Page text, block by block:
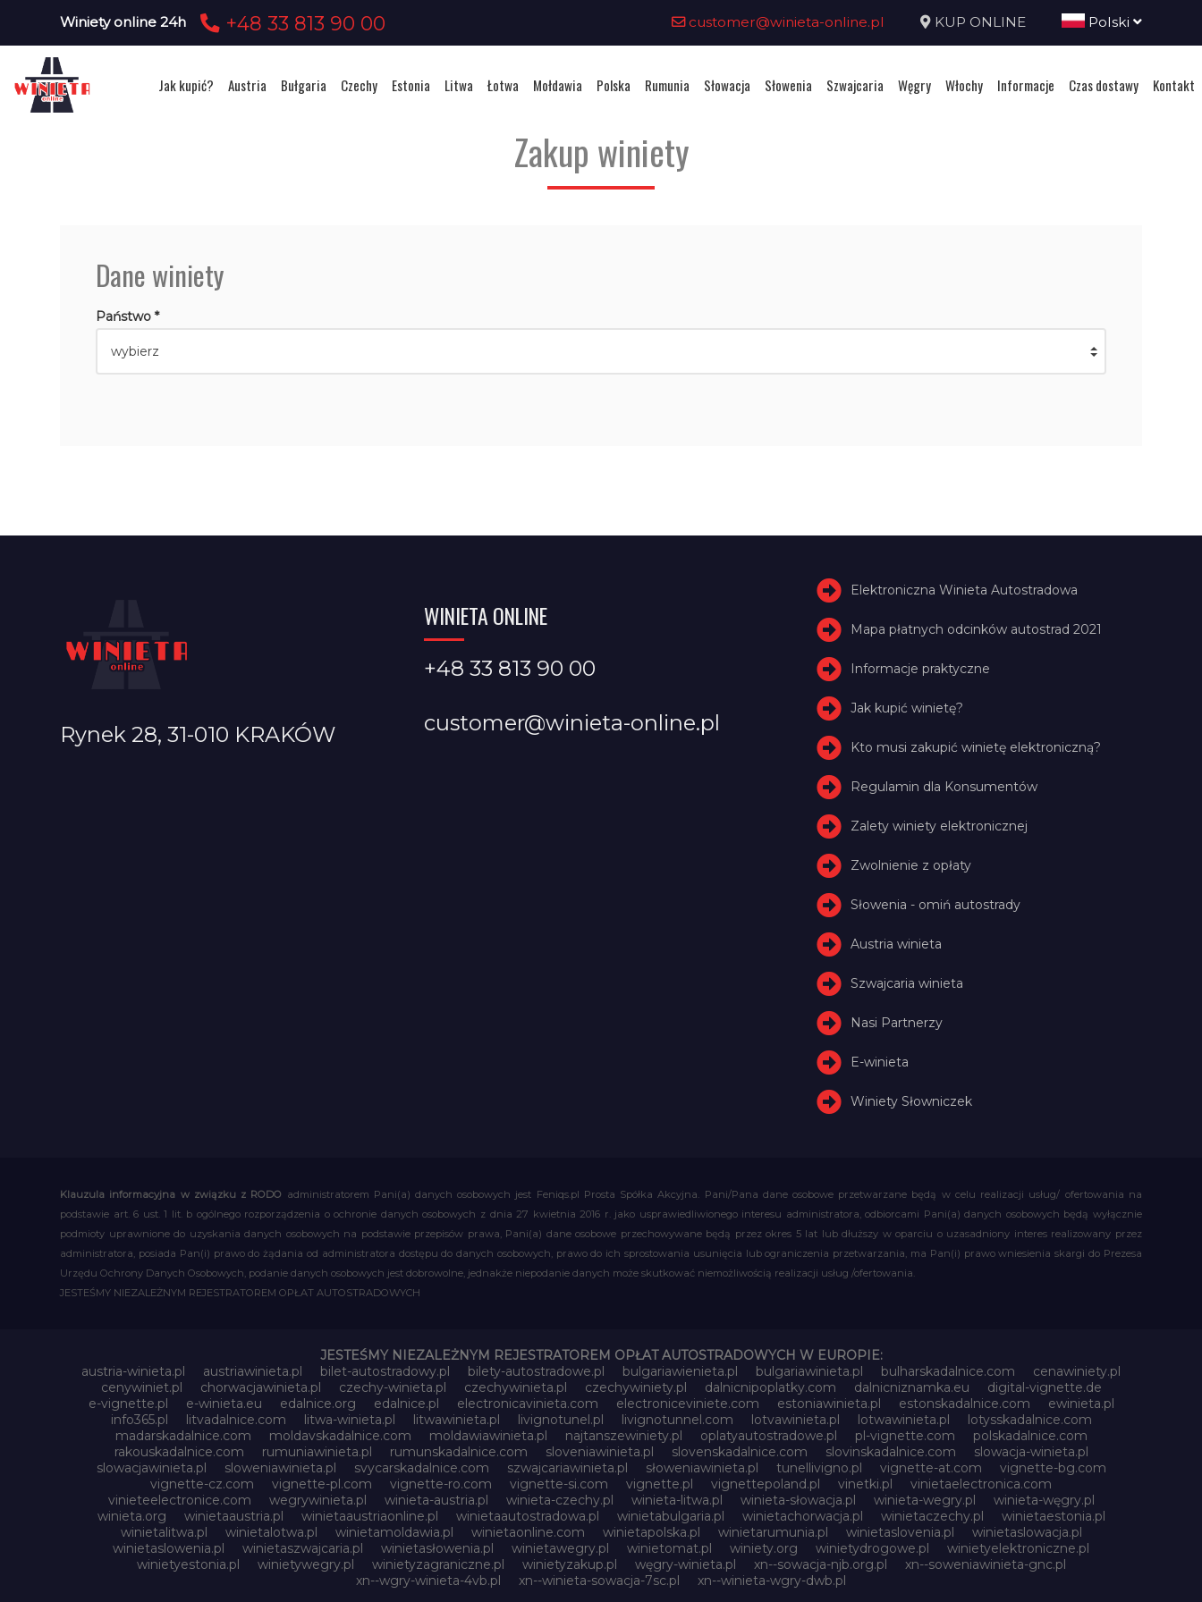
Winiety online 24h +48 33 813 90 00 customer@winieta-online.pl KUP ONLINE Polski
Jak kupić? Austria Bułgaria Czechy Estonia Litwa Łotwa Mołdawia Polska Rumunia Słowacja Słowenia Szwajcaria Węgry Włochy Informacje Czas dostawy Kontakt
Zakup winiety
Dane winiety
Państwo *
Rynek 28, 31-010 KRAKÓW
WINIETA ONLINE
+48 33 813 90 00
customer@winieta-online.pl
Elektroniczna Winieta Autostradowa
Mapa płatnych odcinków autostrad 2021
Informacje praktyczne
Jak kupić winietę?
Kto musi zakupić winietę elektroniczną?
Regulamin dla Konsumentów
Zalety winiety elektronicznej
Zwolnienie z opłaty
Słowenia - omiń autostrady
Austria winieta
Szwajcaria winieta
Nasi Partnerzy
E-winieta
Winiety Słowniczek
Klauzula informacyjna w związku z RODO administratorem Pani(a) danych osobowych jest Feniqs.pl Prosta Spółka Akcyjna. Pani/Pana dane osobowe przetwarzane będą w celu realizacji usług/ ofertowania na
podstawie art. 6 ust. 1 lit. b ogólnego rozporządzenia o ochronie danych osobowych z dnia 27 kwietnia 2016 r. jako usprawiedliwionego interesu administratora, odbiorcami Pani(a) danych osobowych będą wyłącznie
podmioty uprawnione do uzyskania danych osobowych na podstawie przepisów prawa, Pani(a) dane osobowe przechowywane będą przez okres 5 lat lub dłuższy w oparciu o uzasadniony interes realizowany przez
administratora, posiada Pan(i) prawo do żądania od administratora dostępu do danych osobowych, prawo do ich sprostowania usunięcia lub ograniczenia przetwarzania, ma Pan(i) prawo wniesienia skargi do Prezesa
Urzędu Ochrony Danych Osobowych, podanie danych osobowych jest dobrowolne, jednakże niepodanie danych może skutkować niemożliwością realizacji usług /ofertowania.
JESTEŚMY NIEZALEŻNYM REJESTRATOREM OPŁAT AUTOSTRADOWYCH
JESTEŚMY NIEZALEŻNYM REJESTRATOREM OPŁAT AUTOSTRADOWYCH W EUROPIE:
austria-winieta.pl
austriawinieta.pl bilet-autostradowy.pl bilety-autostradowe.pl bulgariawienieta.pl bulgariawinieta.pl bulharskadalnice.com
cenawiniety.pl
cenywiniet.pl
chorwacjawinieta.pl czechy-winieta.pl czechywinieta.pl czechywiniety.pl dalnicnipoplatky.com dalnicniznamka.eu
digital-vignette.de
e-vignette.pl
e-winieta.eu edalnice.org edalnice.pl electronicavinieta.com electroniceviniete.com estoniawinieta.pl estonskadalnice.com
ewinieta.pl
info365.pl
litvadalnice.com litwa-winieta.pl litwawinieta.pl livignotunel.pl livignotunnel.com lotvawinieta.pl lotwawinieta.pl
lotysskadalnice.com
madarskadalnice.com
moldavskadalnice.com moldawiawinieta.pl najtanszewiniety.pl oplatyautostradowe.pl pl-vignette.com
polskadalnice.com
rakouskadalnice.com
rumuniawinieta.pl rumunskadalnice.com sloveniawinieta.pl slovenskadalnice.com slovinskadalnice.com
slowacja-winieta.pl
slowacjawinieta.pl
sloweniawinieta.pl svycarskadalnice.com szwajcariawinieta.pl słoweniawinieta.pl tunellivigno.pl vignette-at.com
vignette-bg.com
vignette-cz.com
vignette-pl.com vignette-ro.com vignette-si.com vignette.pl vignettepoland.pl vinetki.pl
vinietaelectronica.com
vinieteelectronice.com
wegrywinieta.pl winieta-austria.pl winieta-czechy.pl winieta-litwa.pl winieta-słowacja.pl winieta-wegry.pl
winieta-węgry.pl
winieta.org
winietaaustria.pl winietaaustriaonline.pl winietaautostradowa.pl winietabulgaria.pl winietachorwacja.pl winietaczechy.pl
winietaestonia.pl
winietalitwa.pl
winietalotwa.pl winietamoldawia.pl winietaonline.com winietapolska.pl winietarumunia.pl winietaslovenia.pl
winietaslowacja.pl
winietaslowenia.pl
winietaszwajcaria.pl winietasłowenia.pl winietawegry.pl winietomat.pl winiety.org winietydrogowe.pl
winietyelektroniczne.pl
winietyestonia.pl
winietywegry.pl winietyzagraniczne.pl winietyzakup.pl węgry-winieta.pl xn--sowacja-njb.org.pl
xn--soweniawinieta-gnc.pl
xn--wgry-winieta-4vb.pl
xn--winieta-sowacja-7sc.pl xn--winieta-wgry-dwb.pl